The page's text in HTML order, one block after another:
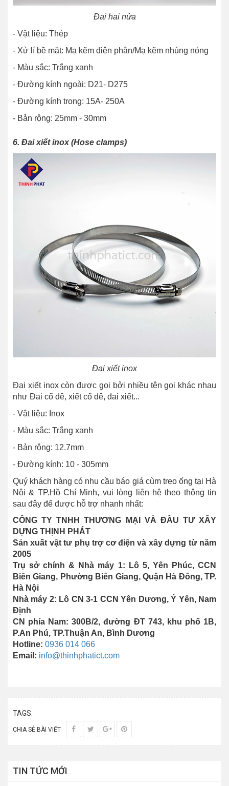
Đai hai nửa
- Vật liệu: Thép
- Xử lí bề mặt: Mạ kẽm điện phân/Mạ kẽm nhúng nóng
- Màu sắc: Trắng xanh
- Đường kính ngoài: D21- D275
- Đường kính trong: 15A- 250A
- Bản rộng: 25mm - 30mm
6. Đai xiết inox (Hose clamps)
Đai xiết inox
Đai xiết inox còn được gọi bởi nhiều tên gọi khác nhau
như Đai cổ dê, xiết cổ dê, đai xiết...
- Vật liệu: Inox
- Màu sắc: Trắng xanh
- Bản rộng: 12.7mm
- Đường kính: 10 - 305mm
Quý khách hàng có nhu cầu báo giá cùm treo ống tại Hà
Nội & TP.Hồ Chí Minh, vui lòng liên hệ theo thông tin
sau đây để được hỗ trợ nhanh nhất:
CÔNG TY TNHH THƯƠNG MẠI VÀ ĐẦU TƯ XÂY
DỰNG THỊNH PHÁT
Sản xuất vật tư phụ trợ cơ điện và xây dựng từ năm
2005
Trụ sở chính & Nhà máy 1: Lô 5, Yên Phúc, CCN
Biên Giang, Phường Biên Giang, Quận Hà Đông, TP.
Hà Nội
Nhà máy 2: Lô CN 3-1 CCN Yên Dương, Ý Yên, Nam
Định
CN phía Nam: 300B/2, đường ĐT 743, khu phố 1B,
P.An Phú, TP.Thuận An, Bình Dương
Hotline: 0936 014 066
Email: info@thinhphatict.com
TAGS:
CHIA SẺ BÀI VIẾT
TIN TỨC MỚI